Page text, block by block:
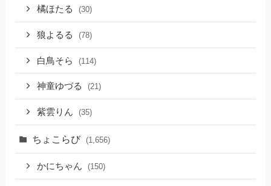
橘ほたる (30)
狼よるる (78)
白鳥そら (114)
神童ゆづる (21)
紫雲りん (35)
ちょこらび (1,656)
かにちゃん (150)